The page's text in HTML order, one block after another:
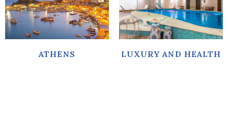
Read more
ATHENS
and massages
Read more
LUXURY AND HEALTH